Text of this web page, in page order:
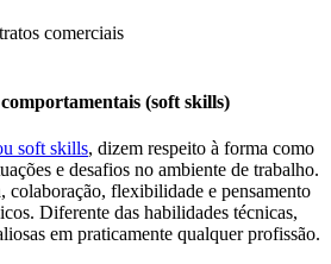
comerciais
(soft skills)
soft skills, dizem respeito à forma como
e desafios no ambiente de trabalho.
colaboração, flexibilidade e pensamento
Diferente das habilidades técnicas,
em praticamente qualquer profissão.